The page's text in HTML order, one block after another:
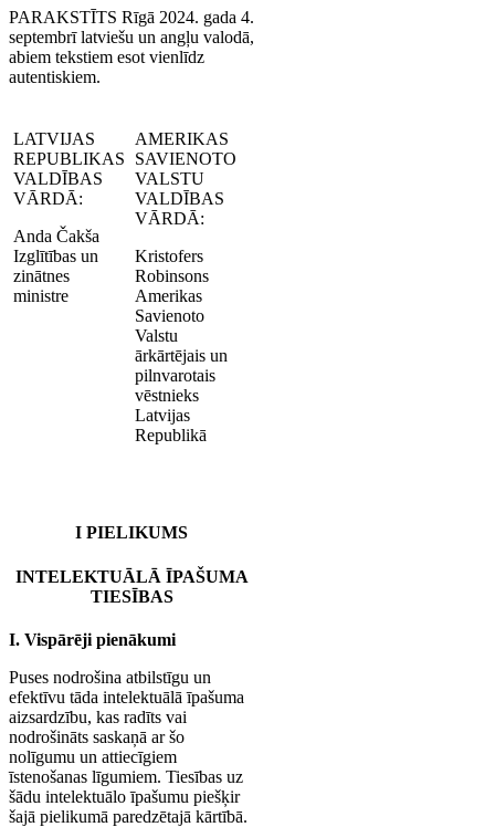
PARAKSTĪTS Rīgā 2024. gada 4.
septembrī latviešu un angļu valodā,
abiem tekstiem esot vienlīdz
autentiskiem.
LATVIJAS
REPUBLIKAS
VALDĪBAS
VĀRDĀ:
Anda Čakša
Izglītības un
zinātnes
ministre
AMERIKAS
SAVIENOTO
VALSTU
VALDĪBAS
VĀRDĀ:
Kristofers
Robinsons
Amerikas
Savienoto
Valstu
ārkārtējais un
pilnvarotais
vēstnieks
Latvijas
Republikā
I PIELIKUMS
INTELEKTUĀLĀ ĪPAŠUMA
TIESĪBAS
I. Vispārēji pienākumi
Puses nodrošina atbilstīgu un
efektīvu tāda intelektuālā īpašuma
aizsardzību, kas radīts vai
nodrošināts saskaņā ar šo
nolīgumu un attiecīgiem
īstenošanas līgumiem. Tiesības uz
šādu intelektuālo īpašumu piešķir
šajā pielikumā paredzētajā kārtībā.